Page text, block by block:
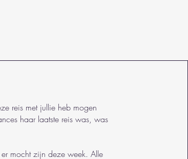
reis met jullie heb mogen
haar laatste reis was, was
mocht zijn deze week. Alle